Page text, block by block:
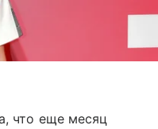
что еще месяц